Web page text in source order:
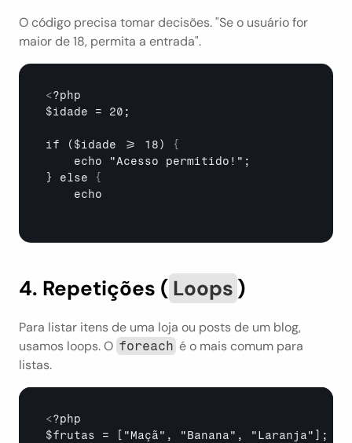
O código precisa tomar decisões. "Se o usuário for
maior de 18, permita a entrada".
<?php
$idade = 20;
if ($idade >= 18)
{
echo
"Acesso permitido!";
} else
{
echo
4. Repetições ( Loops )
Para listar itens de uma loja ou posts de um blog,
usamos loops. O foreach é o mais comum para
listas.
<?php
$frutas = ["Maçã", "Banana", "Laranja"];